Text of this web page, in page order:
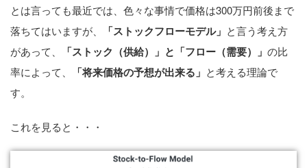
とは言っても最近では、色々な事情で価格は300万円前後まで
落ちてはいますが、
「ストックフローモデル」 と言う考え方
があって、
「ストック（供給）」と「フロー（需要）」 の比
率によって、
「将来価格の予想が出来る」 と考える理論で
す。
これを見ると・・・